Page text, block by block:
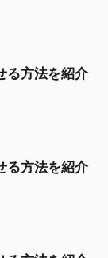
る方法を紹介
る方法を紹介